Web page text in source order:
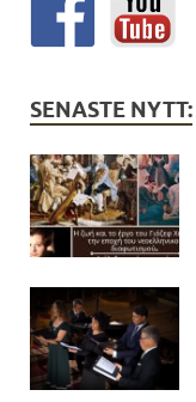
SENASTE NYTT: